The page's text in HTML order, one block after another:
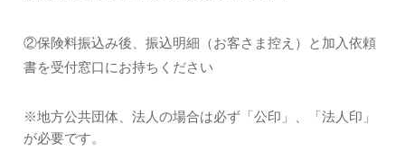
②保険料振込み後、振込明細（お客さま控え）と加入依頼
書を受付窓口にお持ちください
※地方公共団体、法人の場合は必ず「公印」、「法人印」
が必要です。